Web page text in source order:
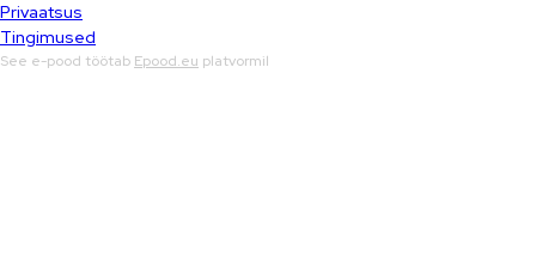
Privaatsus
Tingimused
See e-pood töötab Epood.eu platvormil